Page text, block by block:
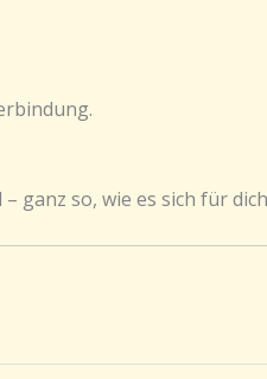
ganz so, wie es sich für